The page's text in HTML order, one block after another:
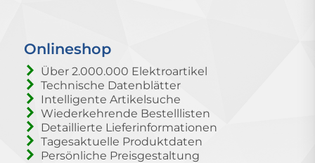
Onlineshop
Über 2.000.000 Elektroartikel
Technische Datenblätter
Intelligente Artikelsuche
Wiederkehrende Bestelllisten
Detaillierte Lieferinformationen
Tagesaktuelle Produktdaten
Persönliche Preisgestaltung